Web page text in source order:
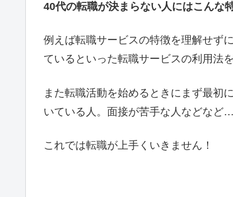
40代の転職が決まらない人にはこんな
例えば転職サービスの特徴を理解せず
ているといった転職サービスの利用法
また転職活動を始めるときにまず最初
いている人。面接が苦手な人などなど…
これでは転職が上手くいきません！